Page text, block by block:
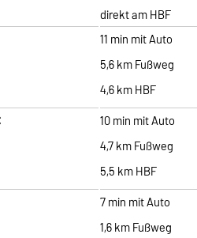
direkt am HBF
11 min mit Auto
5,6 km Fußweg
4,6 km HBF
10 min mit Auto
4,7 km Fußweg
5,5 km HBF
7 min mit Auto
1,6 km Fußweg